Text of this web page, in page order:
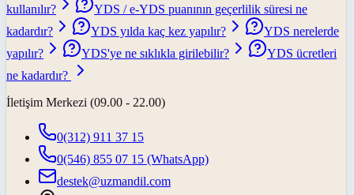
kullanılır?
YDS / e-YDS puanının geçerlilik süresi ne
kadardır?
YDS yılda kaç kez yapılır?
YDS nerelerde
yapılır?
YDS'ye ne sıklıkla girilebilir?
YDS ücretleri
ne kadardır?
İletişim Merkezi (09.00 - 22.00)
0(312) 911 37 15
0(546) 855 07 15 (WhatsApp)
destek@uzmandil.com